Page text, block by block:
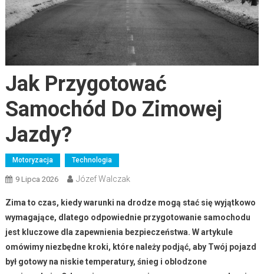
Jak Przygotować
Samochód Do Zimowej
Jazdy?
Motoryzacja Technologia
9 Lipca 2026 Józef Walczak
Zima to czas, kiedy warunki na drodze mogą stać się wyjątkowo
wymagające, dlatego odpowiednie przygotowanie samochodu
jest kluczowe dla zapewnienia bezpieczeństwa. W artykule
omówimy niezbędne kroki, które należy podjąć, aby Twój pojazd
był gotowy na niskie temperatury, śnieg i oblodzone